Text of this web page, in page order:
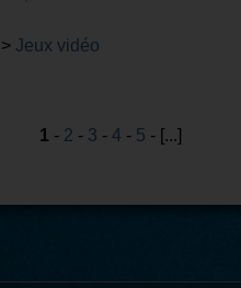
> Jeux vidéo
1 - 2 - 3 - 4 - 5 - [...]